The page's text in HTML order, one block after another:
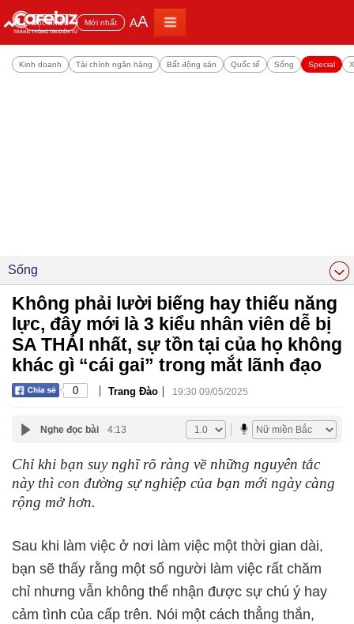
Đọc nhiều Mới nhất AA
Kinh doanh Tài chính ngân hàng Bất động sản Quốc tế Sống Special
Sống
Không phải lười biếng hay thiếu năng
lực, đây mới là 3 kiểu nhân viên dễ bị
SA THẢI nhất, sự tồn tại của họ không
khác gì “cái gai” trong mắt lãnh đạo
0 | Trang Đào | 19:30 09/05/2025
Nghe đọc bài 4:13
Chỉ khi bạn suy nghĩ rõ ràng về những nguyên tắc
này thì con đường sự nghiệp của bạn mới ngày càng
rộng mở hơn.
Sau khi làm việc ở nơi làm việc một thời gian dài,
bạn sẽ thấy rằng một số người làm việc rất chăm
chỉ nhưng vẫn không thể nhận được sự chú ý hay
cảm tình của cấp trên. Nói một cách thẳng thắn,